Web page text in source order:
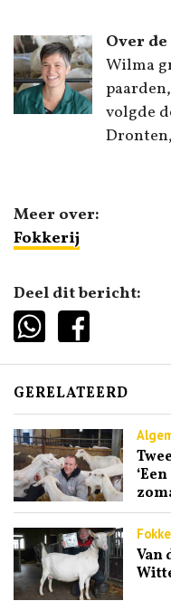
Over
Wilma
volgde
Meer over:
Fokkerij
Deel dit bericht:
GERELATEERD
Van